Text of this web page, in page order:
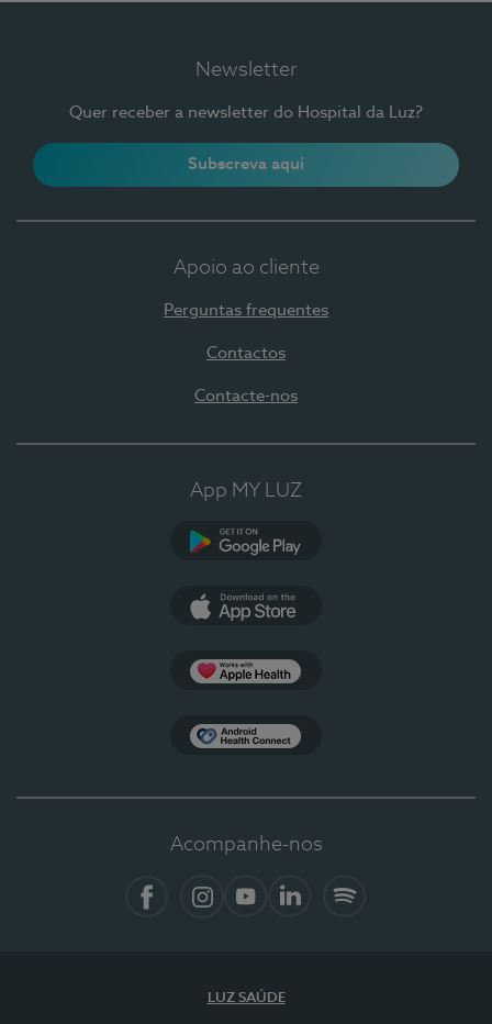
Newsletter
Quer receber a newsletter do Hospital da Luz?
Subscreva aqui
Apoio ao cliente
Perguntas frequentes
Contactos
Contacte-nos
App MY LUZ
Acompanhe-nos
LUZ SAÚDE